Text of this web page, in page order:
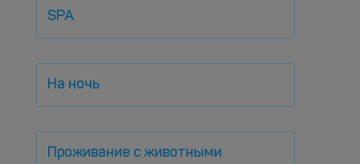
SPA
На ночь
Проживание с животными